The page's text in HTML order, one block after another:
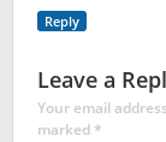
Reply
Leave a
Your email
marked*